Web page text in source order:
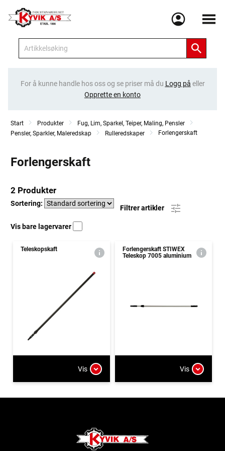
Meny
For å kunne handle hos oss og se priser må du Logg på eller
Opprette en konto
Start Produkter
Fug, Lim, Sparkel, Teiper, Maling, Pensler
Pensler, Sparkler, Maleredskap
Rulleredskaper Forlengerskaft
Forlengerskaft
2 Produkter
Sortering:
Filtrer artikler
Vis bare lagervarer
Teleskopskaft
Vis
Forlengerskaft STIWEX
Teleskop 7005 aluminium
Vis